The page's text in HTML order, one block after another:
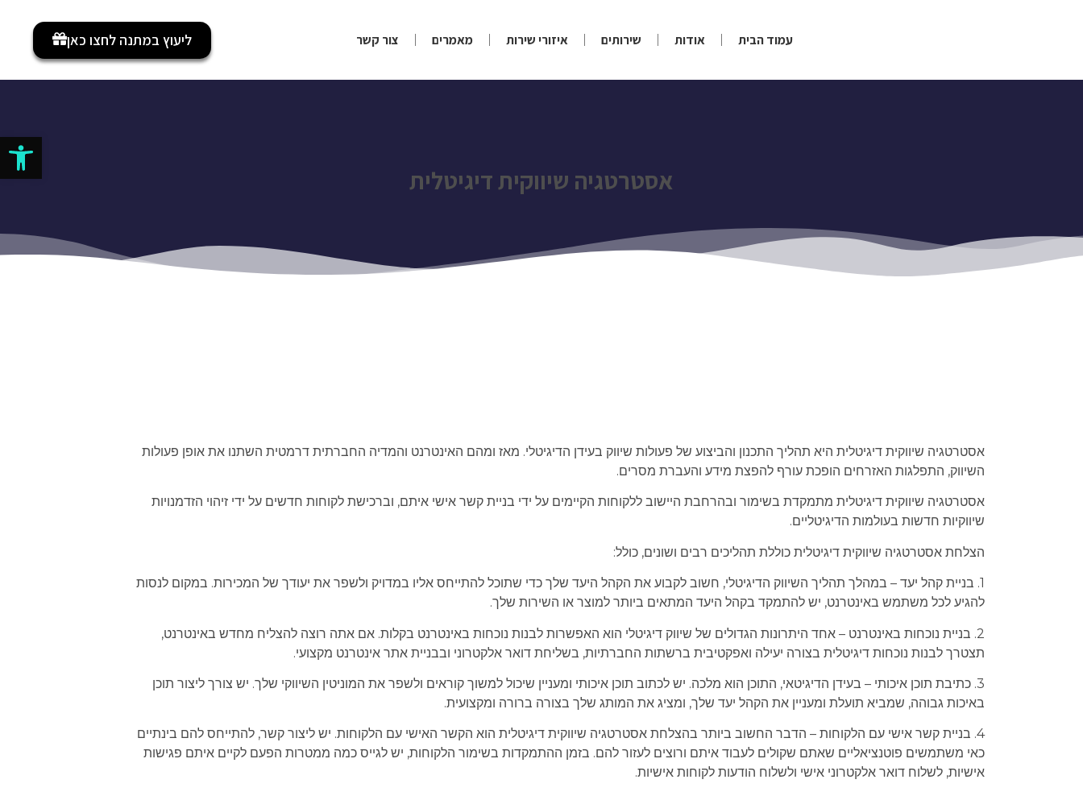
פתח
עמוד הבית אודות שירותים איזורי שירות מאמרים צור קשר ליעוץ במתנה לחצו כאן
אסטרטגיה שיווקית דיגיטלית
אסטרטגיה שיווקית דיגיטלית היא תהליך התכנון והביצוע של פעולות שיווק בעידן הדיגיטלי. מאז ומהם האינטרנט והמדיה החברתית דרמטית השתנו את אופן פעולות
השיווק, התפלגות האזרחים הופכת עורף להפצת מידע והעברת מסרים.
אסטרטגיה שיווקית דיגיטלית מתמקדת בשימור ובהרחבת היישוב ללקוחות הקיימים על ידי בניית קשר אישי איתם, וברכישת לקוחות חדשים על ידי זיהוי הזדמנויות
שיווקיות חדשות בעולמות הדיגיטליים.
הצלחת אסטרטגיה שיווקית דיגיטלית כוללת תהליכים רבים ושונים, כולל:
1. ‏בניית קהל יעד – במהלך תהליך השיווק הדיגיטלי, חשוב לקבוע את הקהל היעד שלך כדי שתוכל להתייחס אליו במדויק ולשפר את יעודך של המכירות. במקום לנסות
להגיע לכל משתמש באינטרנט, יש להתמקד בקהל היעד המתאים ביותר למוצר או השירות שלך.
2. ‏בניית נוכחות באינטרנט – אחד היתרונות הגדולים של שיווק דיגיטלי הוא האפשרות לבנות נוכחות באינטרנט בקלות. ‏אם אתה רוצה להצליח מחדש באינטרנט,
תצטרך לבנות נוכחות דיגיטלית בצורה יעילה ואפקטיבית ברשתות החברתיות, בשליחת דואר אלקטרוני ובבניית אתר אינטרנט מקצועי.
3. ‏כתיבת תוכן איכותי – בעידן הדיגיטאי, התוכן הוא מלכה. יש לכתוב תוכן איכותי ומעניין שיכול למשוך קוראים ולשפר את המוניטין השיווקי שלך. ‏יש צורך ליצור תוכן
באיכות גבוהה, שמביא תועלת ומעניין את הקהל יעד שלך, ומציג את המותג שלך בצורה ברורה ומקצועית.
4. ‏בניית קשר אישי עם הלקוחות – הדבר החשוב ביותר בהצלחת אסטרטגיה שיווקית דיגיטלית הוא הקשר האישי עם הלקוחות. ‏יש ליצור קשר, להתייחס להם בינתיים
כאי משתמשים פוטנציאליים שאתם שקולים לעבוד איתם ורוצים לעזור להם. בזמן ההתמקדות בשימור הלקוחות, יש לגייס כמה ממטרות הפעם לקיים איתם פגישות
אישיות, לשלוח דואר אלקטרוני אישי ולשלוח הודעות לקוחות אישיות.